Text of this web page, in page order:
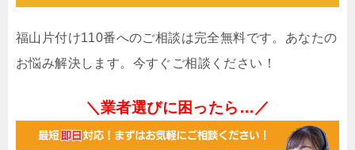
福山片付け110番へのご相談は完全無料です。あなたの
お悩み解決します。今すぐご相談ください！
＼業者選びに困ったら…／